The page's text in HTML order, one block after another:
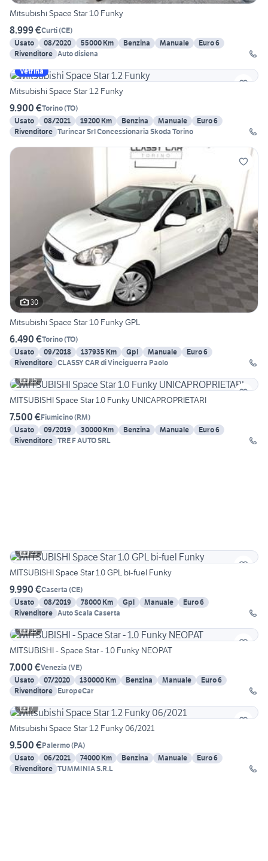
Mitsubishi Space Star 1.0 Funky
8.999 €Curti(CE)
Usato
08/2020 55000 Km Benzina Manuale
Euro 6
Rivenditore Auto disiena
Vetrina
Mitsubishi Space Star 1.2 Funky
9.900 €Torino(TO)
Usato
08/2021 19200 Km Benzina Manuale
Euro 6
Rivenditore Turincar Srl Concessionaria Skoda Torino
30
Mitsubishi Space Star 1.0 Funky GPL
6.490 €Torino(TO)
Usato
09/2018 137935 Km Gpl Manuale
Euro 6
Rivenditore CLASSY CAR di Vinciguerra Paolo
15
MITSUBISHI Space Star 1.0 Funky UNICAPROPRIETARI
7.500 €Fiumicino(RM)
Usato
09/2019 30000 Km Benzina Manuale
Euro 6
Rivenditore TRE F AUTO SRL
21
MITSUBISHI Space Star 1.0 GPL bi-fuel Funky
9.990 €Caserta (CE)
Usato
08/2019 78000 Km Gpl Manuale
Euro 6
Rivenditore Auto Scala Caserta
15
MITSUBISHI - Space Star - 1.0 Funky NEOPAT
7.000 €Venezia (VE)
Usato
07/2020 130000 Km Benzina Manuale
Euro 6
Rivenditore EuropeCar
7
Mitsubishi Space Star 1.2 Funky 06/2021
9.500 €Palermo(PA)
Usato
06/2021 74000 Km Benzina Manuale
Euro 6
Rivenditore TUMMINIA S.R.L